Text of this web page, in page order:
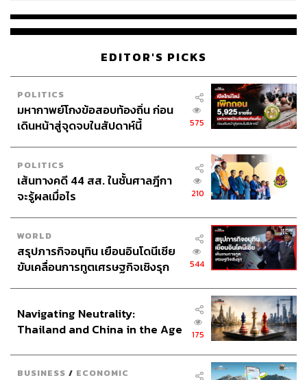
EDITOR'S PICKS
POLITICS
มหากาพย์โกงข้อสอบท้องถิ่น ก่อน
เดินหน้าสู่จุดจบในสัปดาห์นี้
575
POLITICS
เส้นทางคดี 44 สส. ในชั้นศาลฎีกา
จะรู้ผลเมื่อไร
210
WORLD
สรุปภารกิจอนุทิน เยือนอินโดนีเซีย
ขับเคลื่อนการทูตเศรษฐกิจเชิงรุก
544
Navigating Neutrality:
Thailand and China in the Age
175
BUSINESS / ECONOMIC